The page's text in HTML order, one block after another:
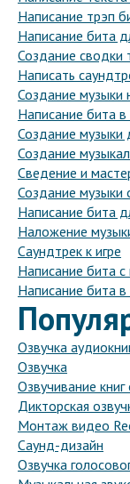
Написание трэп
Написание бита
Создание сводки
Написать
Создание музыки
Написание бита
Создание музыки
Создание
Сведение и
Создание музыки
Написание бита
Наложение
Саундтрек к игре
Написание бита с
Написание бита
Озвучка
Озвучка
Озвучивание книг
Дикторская
Монтаж видео
Саунд-дизайн
Озвучка